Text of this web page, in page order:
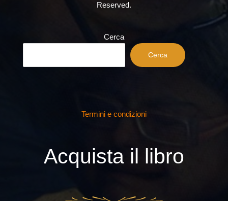
Reserved.
Cerca
Cerca
Termini e condizioni
Acquista il libro